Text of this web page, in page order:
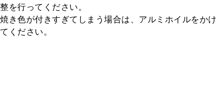
整を行ってください。
焼き色が付きすぎてしまう場合は、アルミホイルをかけ
てください。